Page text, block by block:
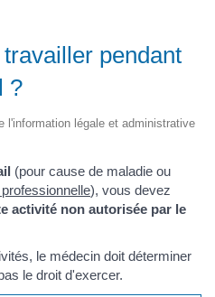
pendant
?
l'information légale et administrative
(pour cause de maladie ou
), vous devez
activité non autorisée par le
le médecin doit déterminer
le droit d'exercer.